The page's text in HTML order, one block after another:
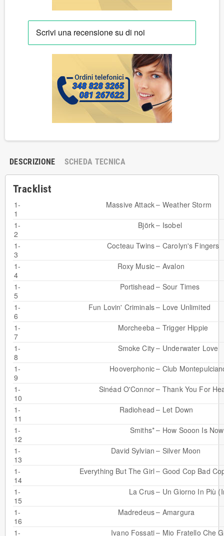
DESCRIZIONE SCHEDA TECNICA
Tracklist
1-
1
Massive Attack– Weather Storm
1-
2
Björk– Isobel
1-
3
Cocteau Twins– Carolyn's Fingers
1-
4
Roxy Music– Avalon
1-
5
Portishead – Sour Times
1-
6
Fun Lovin' Criminals– Love Unlimited
1-
7
Morcheeba– Trigger Hippie
1-
8
Smoke City– Underwater Love
1-
9
Hooverphonic– Club
1-
10
Sinéad O'Connor– Thank You For
1-
11
Radiohead – Let Down
1-
12
Smiths*– How Sooon Is Now
1-
13
David Sylvian – Silver Moon
1-
14
Everything But The Girl – Good Cop Bad
1-
15
La Crus– Un Giorno In Più
1-
16
Madredeus– Amargura
1- Ivano Fossati– Mio Fratello Che